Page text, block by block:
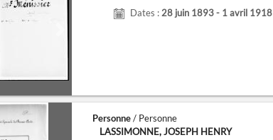
Dates : 28 juin 1893 - 1 avril 1918
Personne/ Personne
LASSIMONNE, JOSEPH HENRY